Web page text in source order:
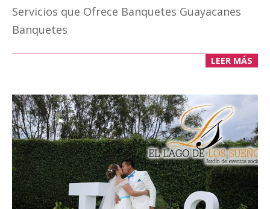
Servicios que Ofrece Banquetes Guayacanes
Banquetes
LEER MÁS